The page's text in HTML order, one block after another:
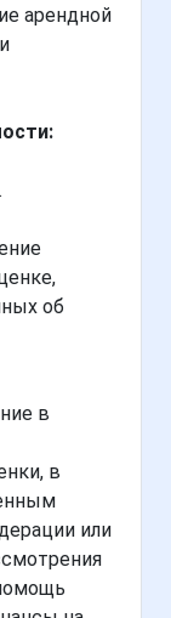
арендной
об
в
в
или